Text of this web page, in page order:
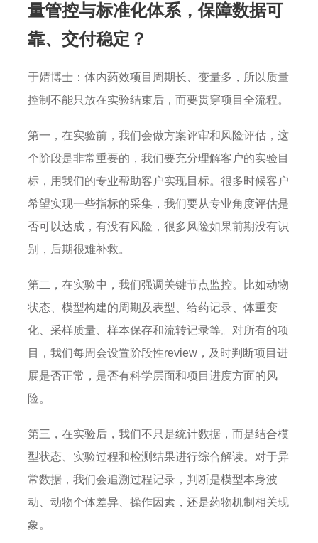
量管控与标准化体系，保障数据可
靠、交付稳定？
于婧博士：体内药效项目周期长、变量多，所以质量
控制不能只放在实验结束后，而要贯穿项目全流程。
第一，在实验前，我们会做方案评审和风险评估，这
个阶段是非常重要的，我们要充分理解客户的实验目
标，用我们的专业帮助客户实现目标。很多时候客户
希望实现一些指标的采集，我们要从专业角度评估是
否可以达成，有没有风险，很多风险如果前期没有识
别，后期很难补救。
第二，在实验中，我们强调关键节点监控。比如动物
状态、模型构建的周期及表型、给药记录、体重变
化、采样质量、样本保存和流转记录等。对所有的项
目，我们每周会设置阶段性review，及时判断项目进
展是否正常，是否有科学层面和项目进度方面的风
险。
第三，在实验后，我们不只是统计数据，而是结合模
型状态、实验过程和检测结果进行综合解读。对于异
常数据，我们会追溯过程记录，判断是模型本身波
动、动物个体差异、操作因素，还是药物机制相关现
象。